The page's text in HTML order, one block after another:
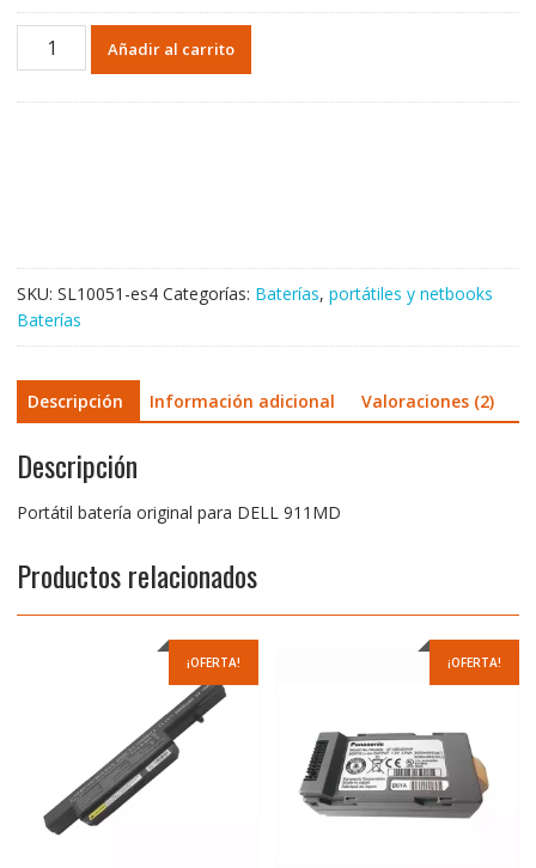
Portátil
batería
Añadir al carrito
SKU: SL10051-es4 Categorías: Baterías, portátiles y netbooks
Baterías
Descripción Información adicional Valoraciones (2)
Descripción
Portátil batería original para DELL 911MD
Productos relacionados
¡OFERTA! ¡OFERTA!